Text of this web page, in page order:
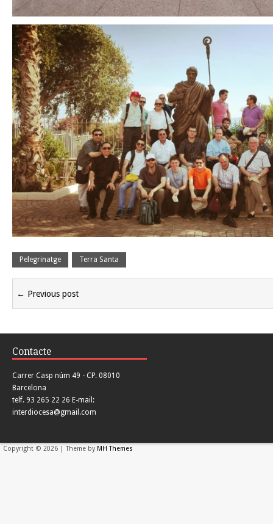
Pelegrinatge Terra Santa
← Previous post
Contacte
Carrer Casp núm 49 - CP. 08010
Barcelona
telf. 93 265 22 26 E-mail:
interdiocesa@gmail.com
Copyright © 2026 | Theme by MH Themes